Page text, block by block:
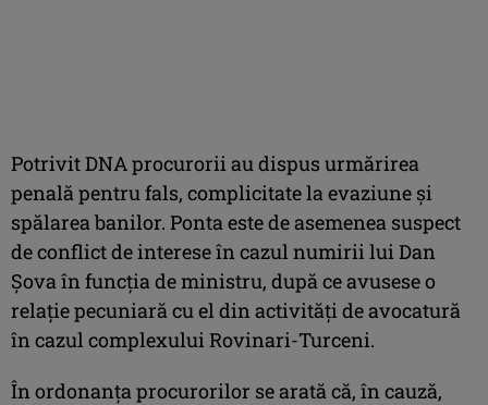
Potrivit DNA procurorii au dispus urmărirea
penală pentru fals, complicitate la evaziune şi
spălarea banilor. Ponta este de asemenea suspect
de conflict de interese în cazul numirii lui Dan
Şova în funcţia de ministru, după ce avusese o
relaţie pecuniară cu el din activităţi de avocatură
în cazul complexului Rovinari-Turceni.
În ordonanța procurorilor se arată că, în cauză,